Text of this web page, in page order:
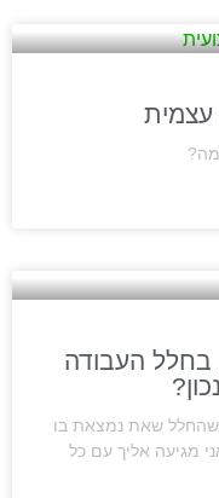
העבודה
שאת נמצאת בו
מגיעה אליך עם כל